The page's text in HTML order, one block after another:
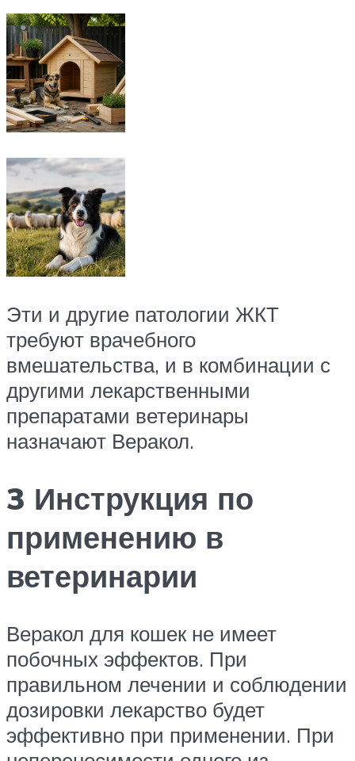
Эти и другие патологии ЖКТ
требуют врачебного
вмешательства, и в комбинации с
другими лекарственными
препаратами ветеринары
назначают Веракол.
3 Инструкция по
применению в
ветеринарии
Веракол для кошек не имеет
побочных эффектов. При
правильном лечении и соблюдении
дозировки лекарство будет
эффективно при применении. При